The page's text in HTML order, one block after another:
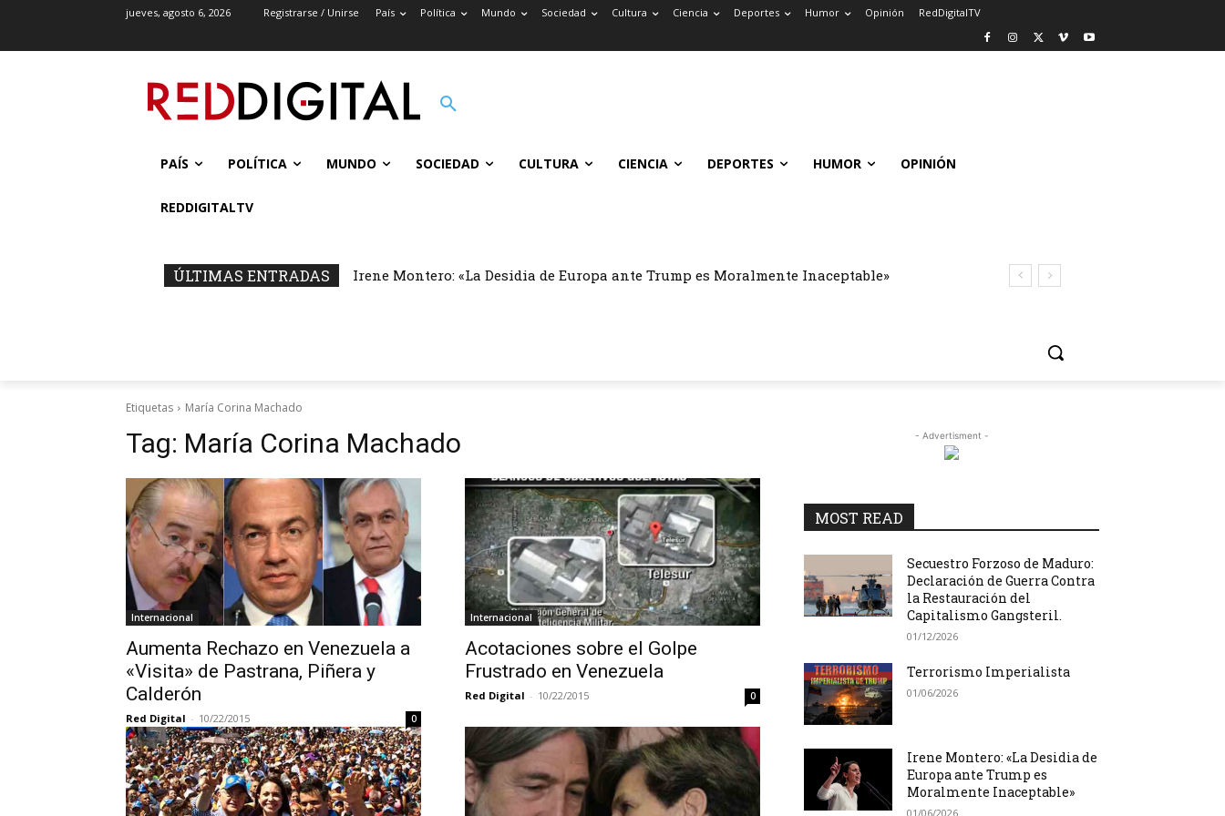
jueves, agosto 6, 2026 Registrarse / Unirse País Política Mundo Sociedad Cultura Ciencia Deportes Humor Opinión RedDigitalTV
PAÍS POLÍTICA MUNDO SOCIEDAD CULTURA CIENCIA DEPORTES HUMOR OPINIÓN
REDDIGITALTV
ÚLTIMAS ENTRADAS Irene Montero: «La Desidia de Europa ante Trump es Moralmente Inaceptable»
Etiquetas María Corina Machado
Tag: María Corina Machado
Internacional
Aumenta Rechazo en Venezuela a
«Visita» de Pastrana, Piñera y
Calderón
Red Digital - 10/22/2015 0
Internacional
Acotaciones sobre el Golpe
Frustrado en Venezuela
Red Digital - 10/22/2015 0
- Advertisment -
MOST READ
Secuestro Forzoso de Maduro:
Declaración de Guerra Contra
la Restauración del
Capitalismo Gangsteril.
01/12/2026
Terrorismo Imperialista
01/06/2026
Irene Montero: «La Desidia de
Europa ante Trump es
Moralmente Inaceptable»
01/06/2026